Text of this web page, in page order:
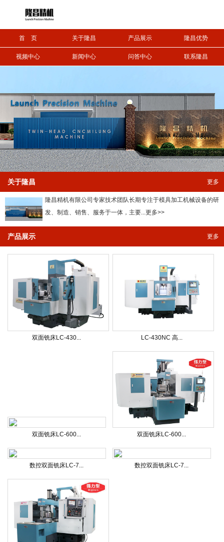
首 页 关于隆昌 产品展示 隆昌优势
视频中心 新闻中心 问答中心 联系隆昌
更多
关于隆昌
隆昌精机有限公司专家技术团队长期专注于模具加工机械设备的研
发、制造、销售、服务于一体，主要...更多>>
更多
产品展示
双面铣床LC-430... LC-430NC 高...
双面铣床LC-600... 双面铣床LC-600...
数控双面铣床LC-7... 数控双面铣床LC-7...
搜索